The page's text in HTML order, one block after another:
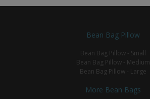
Bean Bag Pillow
Bean Bag Pillow - Small
Bean Bag Pillow - Medium
Bean Bag Pillow - Large
More Bean Bags